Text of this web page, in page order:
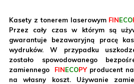
Kasety z tonerem laserowym FINECO
Przez cały czas w którym są
gwarantuje bezawaryjną pracę
wydruków. W przypadku
zostało spowodowanego
zamiennego FINECOPYproducent
na własny koszt. Używanie